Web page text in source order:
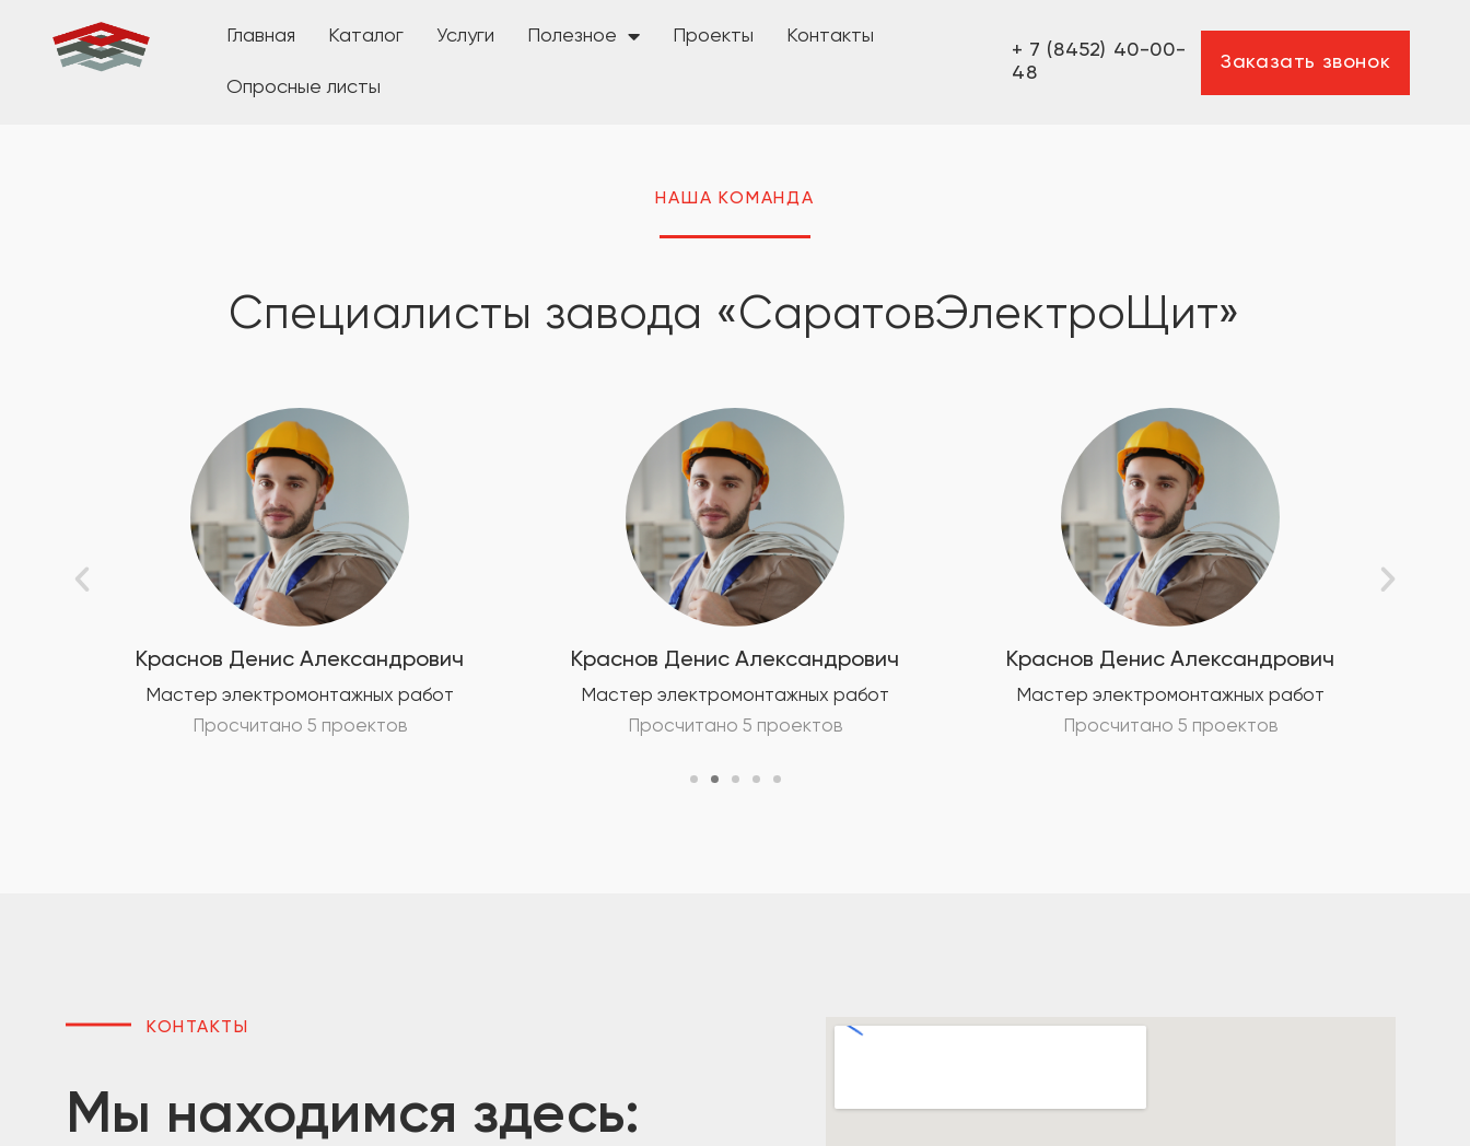
Главная Каталог Услуги Полезное Проекты Контакты
Опросные листы
+ 7 (8452) 40-00-
48
Заказать звонок
НАША КОМАНДА
Специалисты завода «СаратовЭлектроЩит»
Краснов Денис Александрович
Мастер электромонтажных работ
Просчитано 5 проектов
Краснов Денис Александрович
Мастер электромонтажных работ
Просчитано 5 проектов
Краснов Денис Александрович
Мастер электромонтажных работ
Просчитано 5 проектов
КОНТАКТЫ
Мы находимся здесь: